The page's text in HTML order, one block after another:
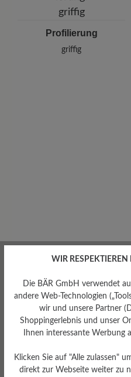
Profilierung
griffig
WIR
Die BÄR GmbH verwendet
andere Web-Technologien
wir und unsere Partner
Shoppingerlebnis und unser
Ihnen interessante Werbung
Klicken Sie auf "Alle zulassen"
direkt zur Webseite weiter zu